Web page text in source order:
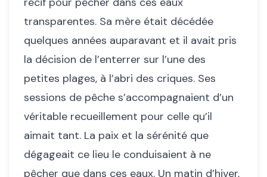
transparentes. Sa mère était décédée
quelques années auparavant et il avait pris
la décision de l’enterrer sur l’une des
petites plages, à l’abri des criques. Ses
sessions de pêche s’accompagnaient d’un
véritable recueillement pour celle qu’il
aimait tant. La paix et la sérénité que
dégageait ce lieu le conduisaient à ne
pêcher que dans ces eaux. Un matin d’hiver,